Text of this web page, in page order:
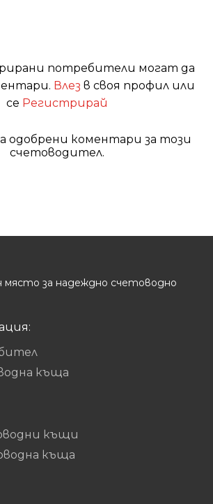
потребители могат да
Влез в своя профил или
се Регистрирай
одобрени коментари за този
счетоводител.
за надеждно счетоводно
къща
къщи
къща